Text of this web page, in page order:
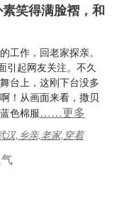
笑得满脸褶，和
工作，回老家探亲。
引起网友关注。不久
台上，这刚下台没多
！从画面来看，撒贝
色棉服……更多
汉,乡亲,老家,穿着